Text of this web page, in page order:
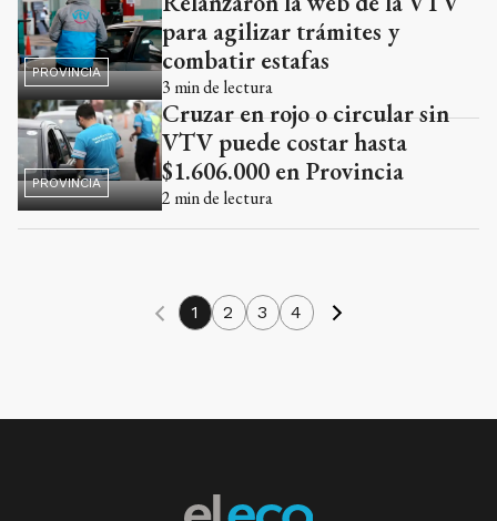
PROVINCIA
para agilizar trámites y
combatir estafas
3 min de lectura
PROVINCIA
Cruzar en rojo o circular sin
VTV puede costar hasta
$1.606.000 en Provincia
2 min de lectura
1 2 3 4